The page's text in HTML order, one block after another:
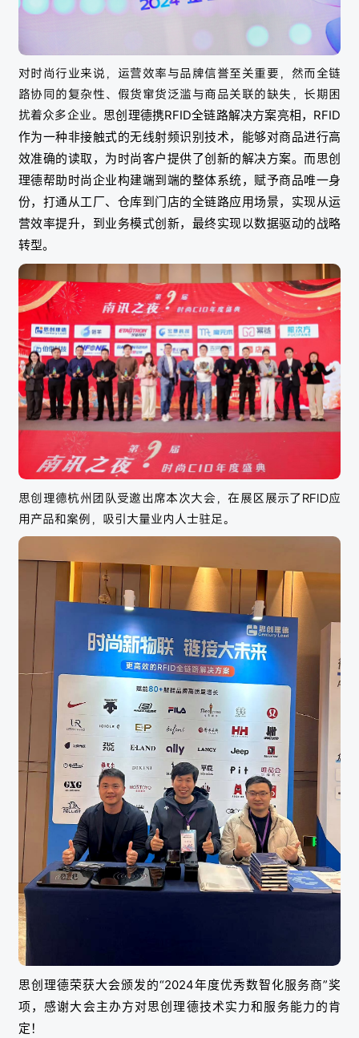
对时尚行业来说，运营效率与品牌信誉至关重要，然而全链
路协同的复杂性、假货窜货泛滥与商品关联的缺失，长期困
扰着众多企业。 思创理德携RFID全链路解决方案亮相，RFID
作为一种非接触式的无线射频识别技术，能够对商品进行高
效准确的读取，为时尚客户提供了创新的解决方案。而思创
理德帮助时尚企业构建端到端的整体系统，赋予商品唯一身
份，打通从工厂、仓库到门店的全链路应用场景，实现从运
营效率提升，到业务模式创新，最终实现以数据驱动的战略
转型。
思创理德杭州团队受邀出席本次大会，在展区展示了RFID应
用产品和案例，吸引大量业内人士驻足。
思创理德荣获大会颁发的“2024年度优秀数智化服务商”奖
项，感谢大会主办方对思创理德技术实力和服务能力的肯
定！